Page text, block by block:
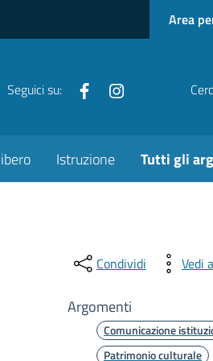
Area
Seguici su: FacebookInstagram
Istruzione Tutti gli
Condividi Vedi
Argomenti
Comunicazione
Patrimonio culturale